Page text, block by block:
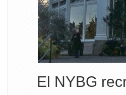
El NYBG